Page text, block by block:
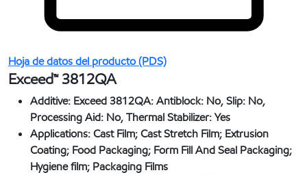
Hoja de datos del producto (PDS)
Exceed™ 3812QA
Additive: Exceed 3812QA: Antiblock: No, Slip: No,
Processing Aid: No, Thermal Stabilizer: Yes
Applications:Cast Film; Cast Stretch Film; Extrusion
Coating; Food Packaging; Form Fill And Seal Packaging;
Hygiene film; Packaging Films